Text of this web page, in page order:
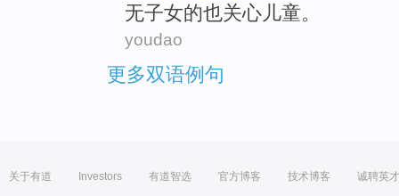
无子女的也关心 儿童。
youdao
更多双语例句
关于有道 Investors 有道智选 官方博客 技术博客 诚聘英才